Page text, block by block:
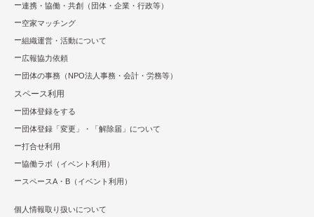
連携・協働・共創（団体・企業・⾏政等）
空家マッチング
組織運営・活動について
広報協⼒依頼
団体の事務（NPO法人事務・会計・労務等）
スペース利用
団体登録をする
団体登録「変更」・「解除届」について
打合せ利用
協働ラボ（イベント利⽤）
スペースA・B（イベント利⽤）
個人情報取り扱いについて